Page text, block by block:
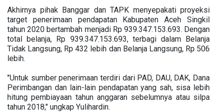
Akhirnya pihak Banggar dan TAPK menyepakati proyeksi
target penerimaan pendapatan Kabupaten Aceh Singkil
tahun 2020 bertambah menjadi Rp 939.347.153.693. Dengan
total belanja, Rp 939.347.153.693, terbagi dalam Belanja
Tidak Langsung, Rp 432 lebih dan Belanja Langsung, Rp 506
lebih.
"Untuk sumber penerimaan terdiri dari PAD, DAU, DAK, Dana
Perimbangan dan lain-lain pendapatan yang sah, sisa lebih
hitung pembiayaan tahun anggaran sebelumnya atau silpa
tahun 2018," ungkap Yulihardin.